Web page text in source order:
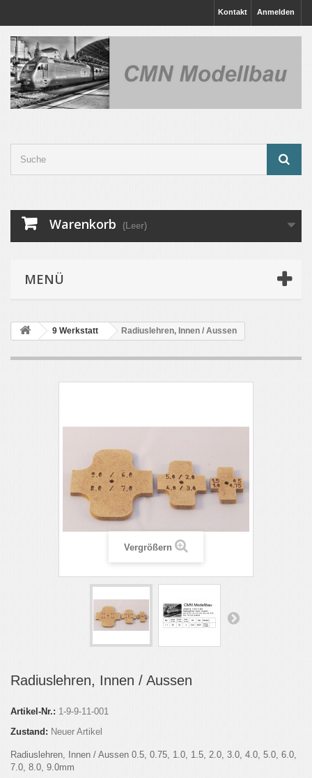
Anmelden
Kontakt
Warenkorb (Leer)
MENÜ
9 Werkstatt Radiuslehren, Innen / Aussen
Vergrößern
Radiuslehren, Innen / Aussen
Artikel-Nr.: 1-9-9-11-001
Zustand: Neuer Artikel
Radiuslehren, Innen / Aussen 0.5, 0.75, 1.0, 1.5, 2.0, 3.0, 4.0, 5.0, 6.0,
7.0, 8.0, 9.0mm